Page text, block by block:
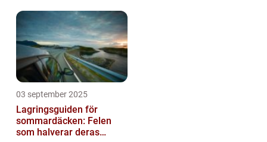
03 september 2025
Lagringsguiden för
sommardäcken: Felen
som halverar deras